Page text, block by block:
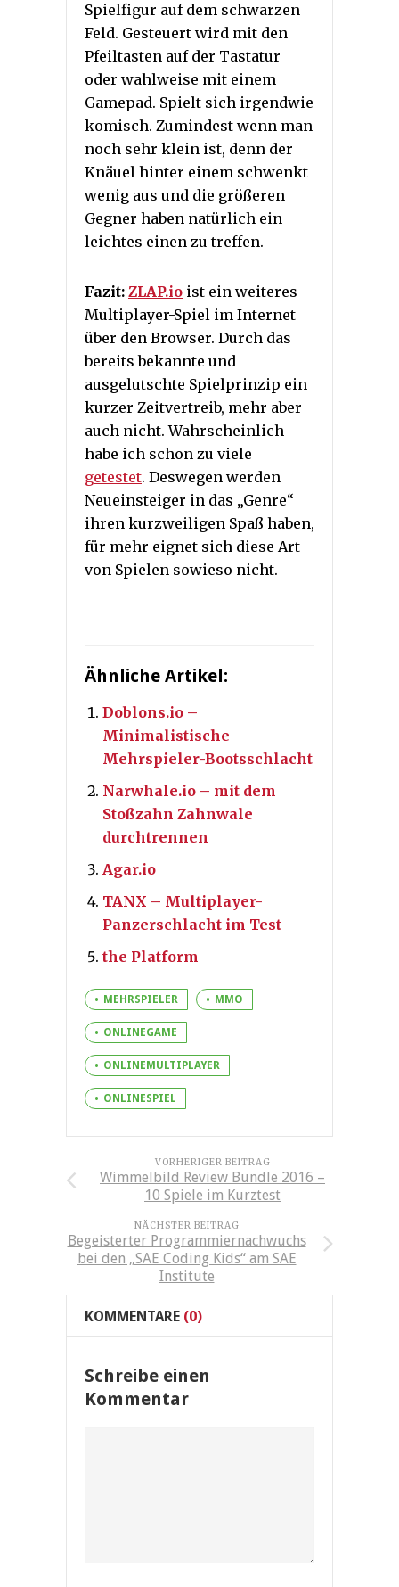
Spielfigur auf dem schwarzen
Feld. Gesteuert wird mit den
Pfeiltasten auf der Tastatur
oder wahlweise mit einem
Gamepad. Spielt sich irgendwie
komisch. Zumindest wenn man
noch sehr klein ist, denn der
Knäuel hinter einem schwenkt
wenig aus und die größeren
Gegner haben natürlich ein
leichtes einen zu treffen.
Fazit: ZLAP.io ist ein weiteres
Multiplayer-Spiel im Internet
über den Browser. Durch das
bereits bekannte und
ausgelutschte Spielprinzip ein
kurzer Zeitvertreib, mehr aber
auch nicht. Wahrscheinlich
habe ich schon zu viele
getestet. Deswegen werden
Neueinsteiger in das „Genre“
ihren kurzweiligen Spaß haben,
für mehr eignet sich diese Art
von Spielen sowieso nicht.
Ähnliche Artikel:
Doblons.io –
Minimalistische
Mehrspieler-Bootsschlacht
Narwhale.io – mit dem
Stoßzahn Zahnwale
durchtrennen
Agar.io
TANX – Multiplayer-
Panzerschlacht im Test
the Platform
MEHRSPIELER MMO
ONLINEGAME
ONLINEMULTIPLAYER
ONLINESPIEL
VORHERIGER BEITRAG
Wimmelbild Review Bundle 2016 –
10 Spiele im Kurztest
NÄCHSTER BEITRAG
Begeisterter Programmiernachwuchs
bei den „SAE Coding Kids“ am SAE
Institute
KOMMENTARE (0)
Schreibe einen
Kommentar